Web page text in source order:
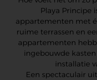
Playa Principe
appartementen met
ruime terrassen en
appartementen
ingebouwde
installatie
Een spectaculair